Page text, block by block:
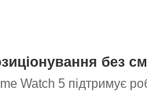
без
Watch 5 підтримує